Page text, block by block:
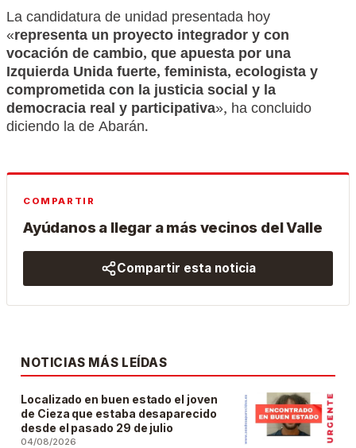
La candidatura de unidad presentada hoy
«representa un proyecto integrador y con
vocación de cambio, que apuesta por una
Izquierda Unida fuerte, feminista, ecologista y
comprometida con la justicia social y la
democracia real y participativa», ha concluido
diciendo la de Abarán.
COMPARTIR
Ayúdanos a llegar a más vecinos del Valle
Compartir esta noticia
NOTICIAS MÁS LEÍDAS
Localizado en buen estado el joven
de Cieza que estaba desaparecido
desde el pasado 29 de julio
04/08/2026